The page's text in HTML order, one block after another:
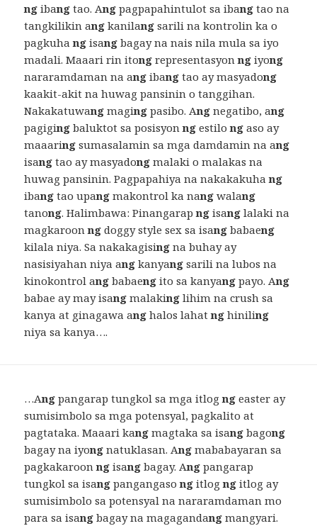
ng ibang tao. Ang pagpapahintulot sa ibang tao na
tangkilikin ang kanilang sarili na kontrolin ka o
pagkuhang isang bagay na nais nila mula sa iyo
madali. Maaari rin itong representasyonng iyong
nararamdaman na ang ibang tao ay masyadong
kaakit-akit na huwag pansinin o tanggihan.
Nakakatuwang maging pasibo. Ang negatibo, ang
pagiging baluktot sa posisyonng estilong aso ay
maaaring sumasalamin sa mga damdamin na ang
isang tao ay masyadong malaki o malakas na
huwag pansinin. Pagpapahiya na nakakakuhang
ibang tao upang makontrol ka nang walang
tanong. Halimbawa: Pinangarapng isang lalaki na
magkaroonng doggy style sex sa isang babaeng
kilala niya. Sa nakakagising na buhay ay
nasisiyahan niya ang kanyang sarili na lubos na
kinokontrol ang babaeng ito sa kanyang payo. Ang
babae ay may isang malaking lihim na crush sa
kanya at ginagawa ang halos lahatng hiniling
niya sa kanya….
…Ang pangarap tungkol sa mga itlogng easter ay
sumisimbolo sa mga potensyal, pagkalito at
pagtataka. Maaari kang magtaka sa isang bagong
bagay na iyong natuklasan. Ang mababayaran sa
pagkakaroonng isang bagay. Ang pangarap
tungkol sa isang pangangasong itlogng itlog ay
sumisimbolo sa potensyal na nararamdaman mo
para sa isang bagay na magagandang mangyari.